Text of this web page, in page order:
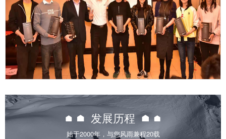
发展历程
始于2000年，与您风雨兼程20载